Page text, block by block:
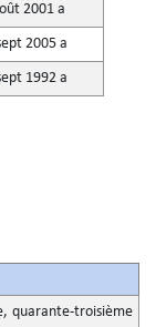
2001 a
2005 a
1992 a
quarante-troisième